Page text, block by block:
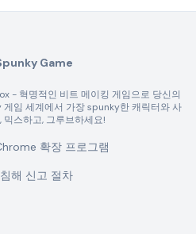
Game
- 혁명적인 비트 메이킹 게임으로 당신의
임 세계에서 가장 spunky한 캐릭터와 사
믹스하고, 그루브하세요!
확장 프로그램
해 신고 절차